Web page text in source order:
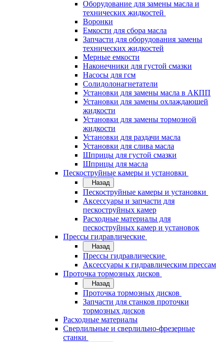
Оборудование для замены масла и
технических жидкостей
Воронки
Емкости для сбора масла
Запчасти для оборудования замены
технических жидкостей
Мерные емкости
Наконечники для густой смазки
Насосы для гсм
Солидолонагнетатели
Установки для замены масла в АКПП
Установки для замены охлаждающей
жидкости
Установки для замены тормозной
жидкости
Установки для раздачи масла
Установки для слива масла
Шприцы для густой смазки
Шприцы для масла
Пескоструйные камеры и установки
Назад
Пескоструйные камеры и установки
Аксессуары и запчасти для
пескоструйных камер
Расходные материалы для
пескоструйных камер и установок
Прессы гидравлические
Назад
Прессы гидравлические
Аксессуары к гидравлическим прессам
Проточка тормозных дисков
Назад
Проточка тормозных дисков
Запчасти для станков проточки
тормозных дисков
Расходные материалы
Сверлильные и сверлильно-фрезерные
станки